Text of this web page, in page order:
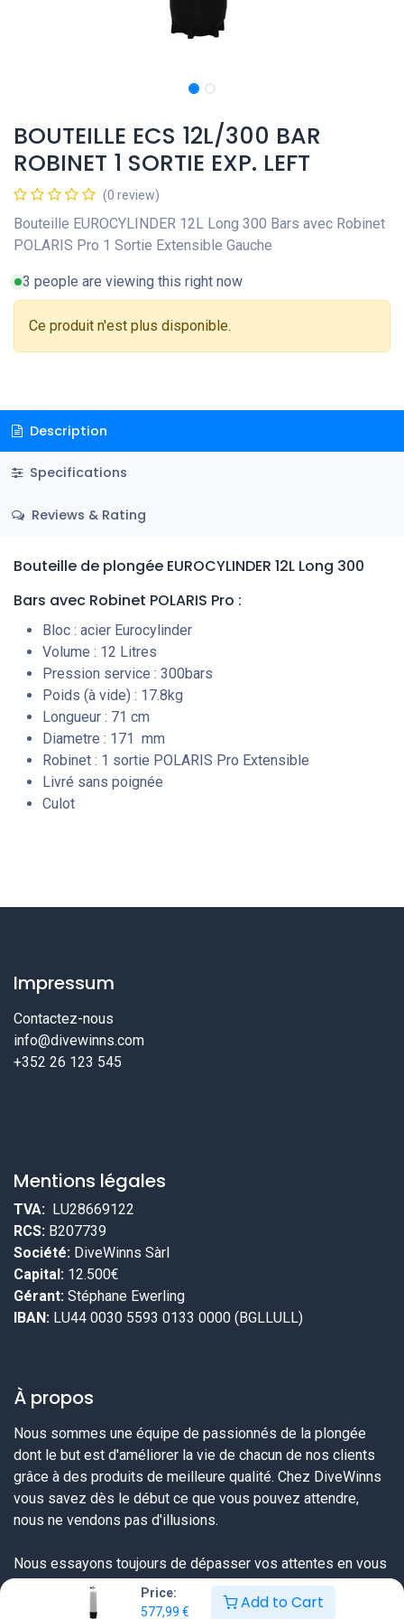
Price:
577,99 € Add to Cart
BOUTEILLE ECS 12L/300 BAR
ROBINET 1 SORTIE EXP. LEFT
(0 review)
Bouteille EUROCYLINDER 12L Long 300 Bars avec Robinet
POLARIS Pro 1 Sortie Extensible Gauche
3 people are viewing this right now
Ce produit n'est plus disponible.
Description
Specifications
Reviews & Rating
Bouteille de plongée EUROCYLINDER 12L Long 300
Bars avec Robinet POLARIS Pro :
Bloc : acier Eurocylinder
Volume : 12 Litres
Pression service : 300bars
Poids (à vide) : 17.8kg
Longueur : 71 cm
Diametre : 171 mm
Robinet : 1 sortie POLARIS Pro Extensible
Livré sans poignée
Culot
Impressum
Contactez-nous
info@divewinns.com
+352 26 123 545
Mentions légales
TVA: LU28669122
RCS: B207739
Société: DiveWinns Sàrl
Capital: 12.500€
Gérant: Stéphane Ewerling
IBAN: LU44 0030 5593 0133 0000 (BGLLULL)
À propos
Nous sommes une équipe de passionnés de la plongée
dont le but est d'améliorer la vie de chacun de nos clients
grâce à des produits de meilleure qualité. Chez DiveWinns
vous savez dès le début ce que vous pouvez attendre,
nous ne vendons pas d'illusions.
Nous essayons toujours de dépasser vos attentes en vous
proposant une offre très complète sur tout ce dont un
plongeur a besoin et ceci à un prix sérieux et une qualité de